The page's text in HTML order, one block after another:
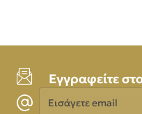
Εγγραφείτε
Εισάγετε
email